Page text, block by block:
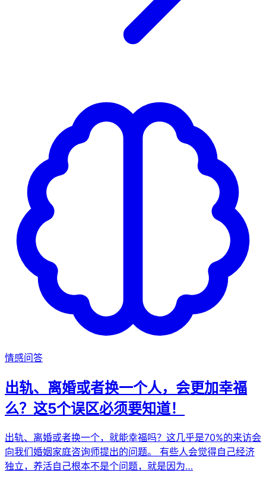
情感问答
出轨、离婚或者换一个人，会更加幸福
么？这5个误区必须要知道！
出轨、离婚或者换一个，就能幸福吗？这几乎是70%的来访会
向我们婚姻家庭咨询师提出的问题。 有些人会觉得自己经济
独立，养活自己根本不是个问题，就是因为…